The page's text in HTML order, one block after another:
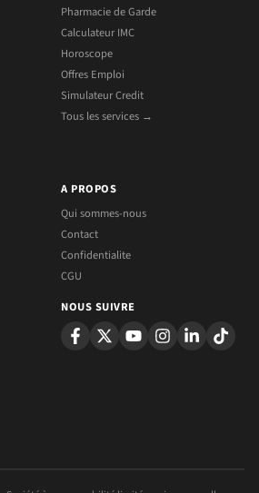
Pharmacie de Garde
Calculateur IMC
Horoscope
Offres Emploi
Simulateur Credit
Tous les services →
A PROPOS
Qui sommes-nous
Contact
Confidentialite
CGU
NOUS SUIVRE